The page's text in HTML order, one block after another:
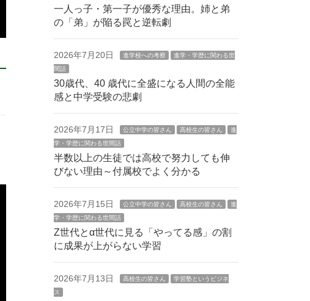
一人っ子・第一子が優秀な理由。姉と弟
の「弟」が陥る罠と逆転劇
2026年7月20日 進学校への考察
進学・学歴に関わる世
間話
30歳代、40 歳代に全盛になる人間の全能
感と中学受験の悲劇
2026年7月17日 公立中学の皆さん 高校生の皆さん
進
学・学歴に関わる世間話
半数以上の生徒では高校で努力しても伸
びない理由～付属校でよく分かる
2026年7月15日 公立中学の皆さん 高校生の皆さん
進
学・学歴に関わる世間話
Z世代とα世代に見る「やってる感」の割
に成果が上がらない学習
2026年7月13日 高校生の皆さん
学習塾というビジネ
ス